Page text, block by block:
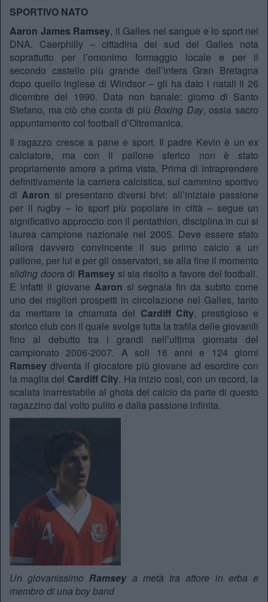
SPORTIVO NATO
Aaron James Ramsey, il Galles nel sangue e lo sport nel
DNA. Caerphilly – cittadina del sud del Galles nota
soprattutto per l’omonimo formaggio locale e per il
secondo castello più grande dell’intera Gran Bretagna
dopo quello inglese di Windsor – gli ha dato i natali il 26
dicembre del 1990. Data non banale: giorno di Santo
Stefano, ma ciò che conta di più Boxing Day, ossia sacro
appuntamento col football d’Oltremanica.
Il ragazzo cresce a pane e sport. Il padre Kevin è un ex
calciatore, ma con il pallone sferico non è stato
propriamente amore a prima vista. Prima di intraprendere
definitivamente la carriera calcistica, sul cammino sportivo
di Aaron si presentano diversi bivi: all’iniziale passione
per il rugby – lo sport più popolare in città – segue un
significativo approccio con il pentathlon, disciplina in cui si
laurea campione nazionale nel 2005. Deve essere stato
allora davvero convincente il suo primo calcio a un
pallone, per lui e per gli osservatori, se alla fine il momento
sliding doorsdi Ramseysi sia risolto a favore del football.
E infatti il giovane Aaron si segnala fin da subito come
uno dei migliori prospetti in circolazione nel Galles, tanto
da meritare la chiamata del Cardiff City, prestigioso e
storico club con il quale svolge tutta la trafila delle giovanili
fino al debutto tra i grandi nell’ultima giornata del
campionato 2006-2007. A soli 16 anni e 124 giorni
Ramsey diventa il giocatore più giovane ad esordire con
la maglia del Cardiff City. Ha inizio così, con un record, la
scalata inarrestabile al ghota del calcio da parte di questo
ragazzino dal volto pulito e dalla passione infinita.
Un giovanissimo Ramseya metà tra attore in erba e
membro di una boy band